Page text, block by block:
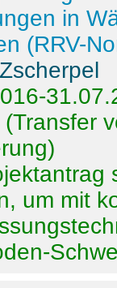
in
(RRV-
um mit